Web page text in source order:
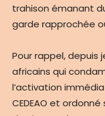
trahison émanant
garde rapprochée
Pour rappel, depuis
africains qui
l’activation
CEDEAO et